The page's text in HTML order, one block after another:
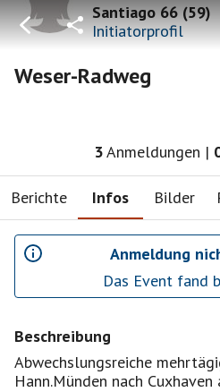
Santiago 66(59)
Initiatorprofil
Weser-Radweg
3Anmeldungen |
Berichte Infos Bilder
Anmeldung
Das Event fand
Beschreibung
Abwechslungsreiche
Hann.Münden nach